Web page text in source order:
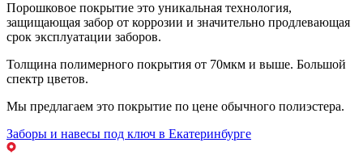
Порошковое покрытие это уникальная технология,
защищающая забор от коррозии и значительно продлевающая
срок эксплуатации заборов.
Толщина полимерного покрытия от 70мкм и выше. Большой
спектр цветов.
Мы предлагаем это покрытие по цене обычного полиэстера.
Заборы и навесы под ключ в Екатеринбурге